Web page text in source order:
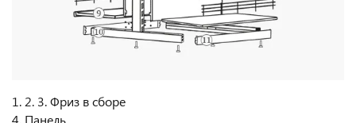
1. 2. 3. Фриз в сборе
4. Панель